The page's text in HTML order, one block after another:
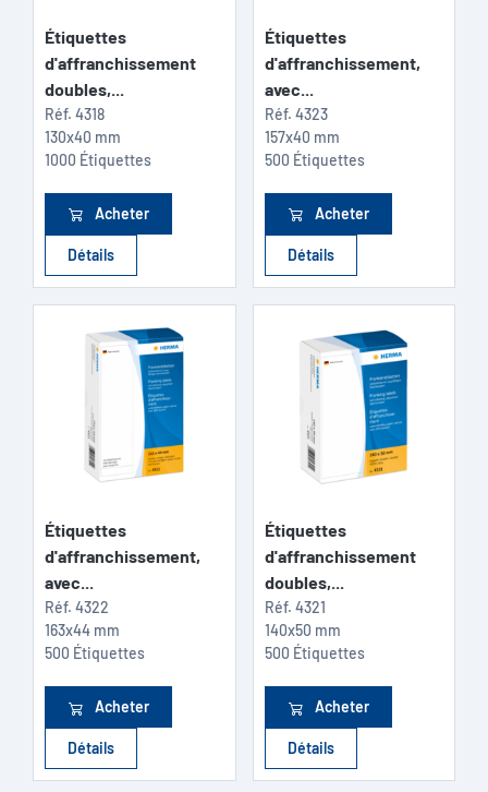
Étiquettes
d'affranchissement
doubles,...
Réf. 4318
130x40 mm
1000 Étiquettes
Acheter
Détails
Étiquettes
d'affranchissement,
avec...
Réf. 4323
157x40 mm
500 Étiquettes
Acheter
Détails
Étiquettes
d'affranchissement,
avec...
Réf. 4322
163x44 mm
500 Étiquettes
Acheter
Détails
Étiquettes
d'affranchissement
doubles,...
Réf. 4321
140x50 mm
500 Étiquettes
Acheter
Détails